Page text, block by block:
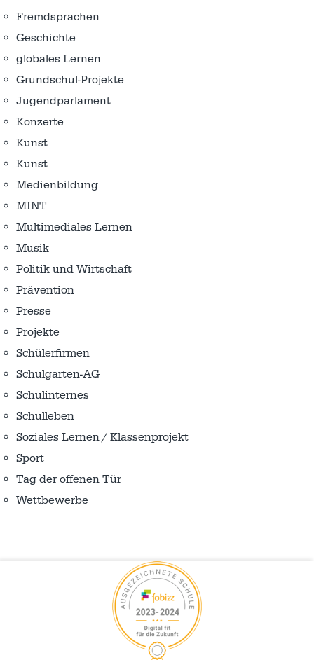
Fremdsprachen
Geschichte
globales Lernen
Grundschul-Projekte
Jugendparlament
Konzerte
Kunst
Kunst
Medienbildung
MINT
Multimediales Lernen
Musik
Politik und Wirtschaft
Prävention
Presse
Projekte
Schülerfirmen
Schulgarten-AG
Schulinternes
Schulleben
Soziales Lernen / Klassenprojekt
Sport
Tag der offenen Tür
Wettbewerbe